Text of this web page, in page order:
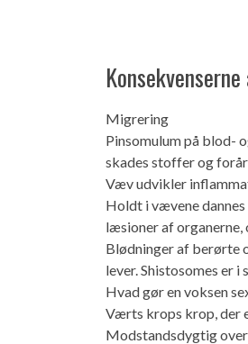
Migrering
Pinsomulum på blod-
skades stoffer og
Væv udvikler
Holdt i vævene
læsioner af
Blødninger af berørte
lever. Shistosomes er
Hvad gør en voksen
Værts krops krop, der
Modstandsdygtig